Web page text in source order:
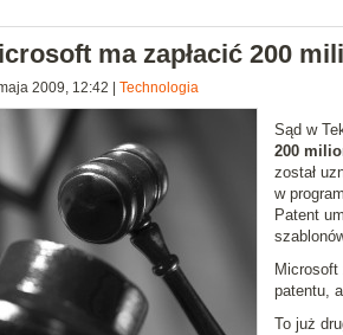
ma zapłacić 200
2009, 12:42 Technologia
Sąd w
200
został
w
Patent
Microsoft
patentu,
To już